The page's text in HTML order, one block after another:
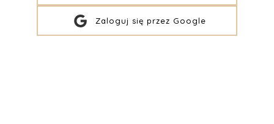
Zaloguj się przez Google